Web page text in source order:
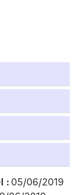
:05/06/2019